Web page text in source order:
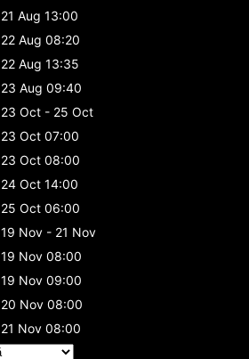
21 Aug 13:00
22 Aug 08:20
22 Aug 13:35
23 Aug 09:40
23 Oct - 25 Oct
23 Oct 07:00
23 Oct 08:00
24 Oct 14:00
25 Oct 06:00
19 Nov - 21 Nov
19 Nov 08:00
19 Nov 09:00
20 Nov 08:00
21 Nov 08:00